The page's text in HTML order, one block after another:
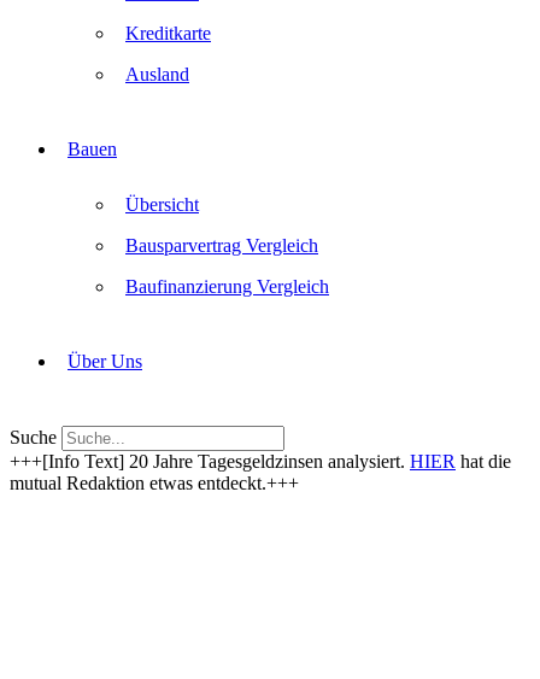
Kreditkarte
Ausland
Bauen
Übersicht
Bausparvertrag Vergleich
Baufinanzierung Vergleich
Über Uns
Suche
+++[Info Text] 20 Jahre Tagesgeldzinsen analysiert. HIER hat die
mutual Redaktion etwas entdeckt.+++